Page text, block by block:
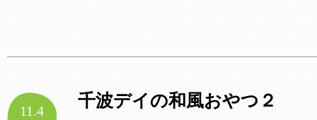
11.4
千波デイの和風おやつ２